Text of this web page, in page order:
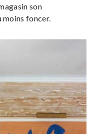
son
moins foncer.